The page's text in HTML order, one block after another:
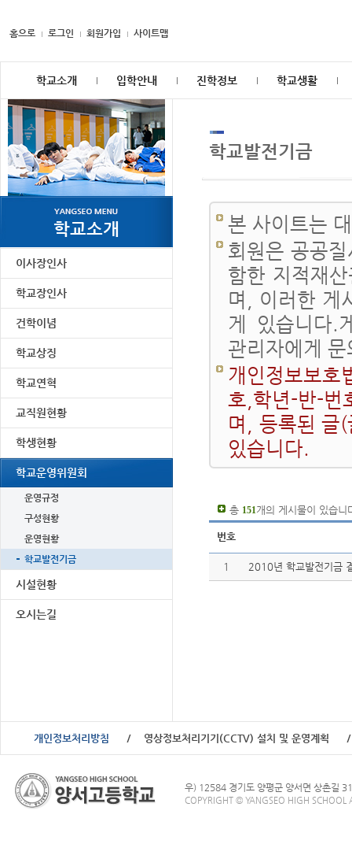
홈으로 로그인 회원가입 사이트맵
학교소개 입학안내 진학정보 학교생활
학교소개
이사장인사
학교장인사
건학이념
학교상징
학교연혁
교직원현황
학생현황
학교운영위원회
운영규정
구성현황
운영현황
학교발전기금
시설현황
오시는길
학교발전기금
본 사이트는
회원은 공공
함한 지적재
며, 이러한 게
게 있습니다.
관리자에게
개인정보보호
호,학년-반-번
며, 등록된 글
있습니다.
총 151개의 게시물이 있습니
번호
1 2010년 학교발전기금
개인정보처리방침 영상정보처리기기(CCTV) 설치 및 운영계획
우) 12584 경기도 양평군 양서면 상촌길
COPYRIGHT © YANGSEO HIGH SCHOOL